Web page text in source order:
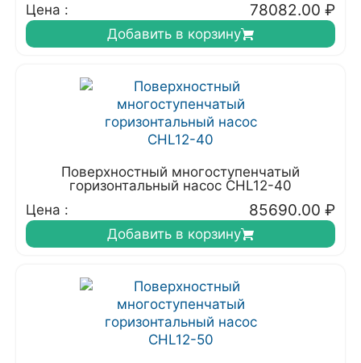
Цена :
78082.00 ₽
Добавить в корзину
Поверхностный многоступенчатый
горизонтальный насос CHL12-40
Цена :
85690.00 ₽
Добавить в корзину